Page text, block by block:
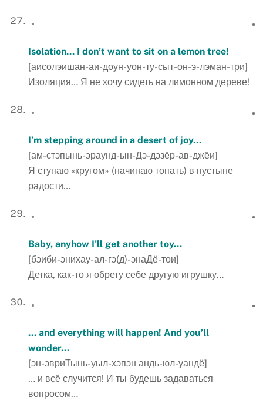
Isolation… I don’t want to sit on a lemon tree!
[аисолэишан-аи-доун-уон-ту-сыт-он-э-лэман-три]
Изоляция… Я не хочу сидеть на лимонном дереве!
I’m stepping around in a desert of joy…
[ам-стэпынь-эраунд-ын-Дэ-дэзёр-ав-джёи]
Я ступаю «кругом» (начинаю топать) в пустыне
радости…
Baby, anyhow I’ll get another toy…
[бэиби-энихау-ал-гэ(д)-энаДё-тои]
Детка, как-то я обрету себе другую игрушку…
… and everything will happen! And you’ll
wonder…
[эн-эвриТынь-уыл-хэпэн андь-юл-уандё]
… и всё случится! И ты будешь задаваться
вопросом…